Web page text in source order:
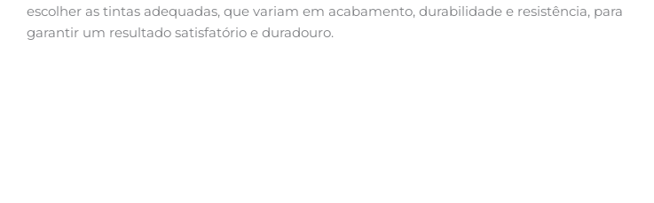
escolher as tintas adequadas, que variam em acabamento, durabilidade e resistência, para
garantir um resultado satisfatório e duradouro.